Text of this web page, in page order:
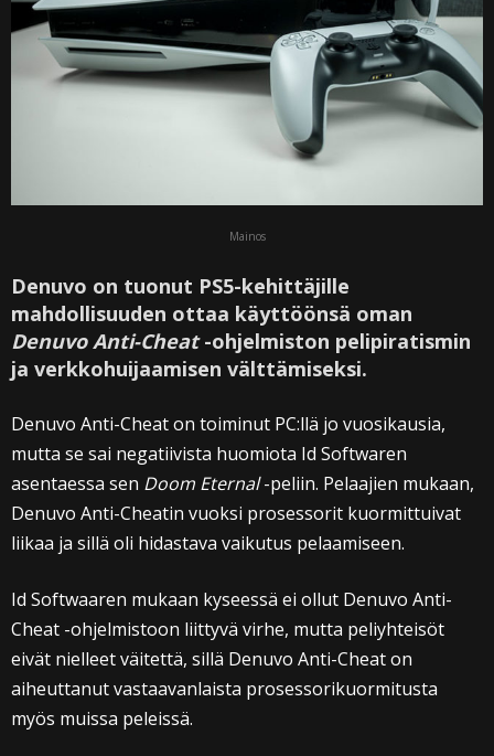
Mainos
Denuvo on tuonut PS5-kehittäjille
mahdollisuuden ottaa käyttöönsä oman
Denuvo Anti-Cheat-ohjelmiston pelipiratismin
ja verkkohuijaamisen välttämiseksi.
Denuvo Anti-Cheat on toiminut PC:llä jo vuosikausia,
mutta se sai negatiivista huomiota Id Softwaren
asentaessa sen Doom Eternal-peliin. Pelaajien mukaan,
Denuvo Anti-Cheatin vuoksi prosessorit kuormittuivat
liikaa ja sillä oli hidastava vaikutus pelaamiseen.
Id Softwaaren mukaan kyseessä ei ollut Denuvo Anti-
Cheat -ohjelmistoon liittyvä virhe, mutta peliyhteisöt
eivät nielleet väitettä, sillä Denuvo Anti-Cheat on
aiheuttanut vastaavanlaista prosessorikuormitusta
myös muissa peleissä.